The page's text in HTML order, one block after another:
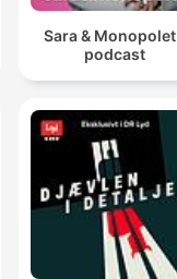
Sara &
podcast